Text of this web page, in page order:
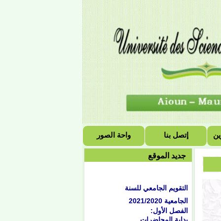
واحة الصور إتصل بنا
جديد الموقع
التقويم الجامعي للسنة
الجامعية 2021/2020
الفصل الأول:
بداية المحاضرات